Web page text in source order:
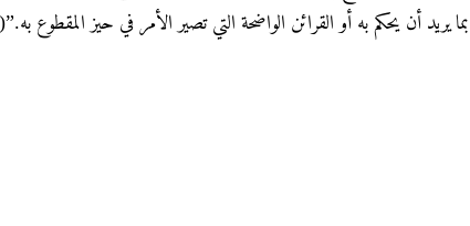
بما يريد أن يحكم به أو القرائن الواضحة التي تصير الأمر في حيز المقطوع به.”( رد